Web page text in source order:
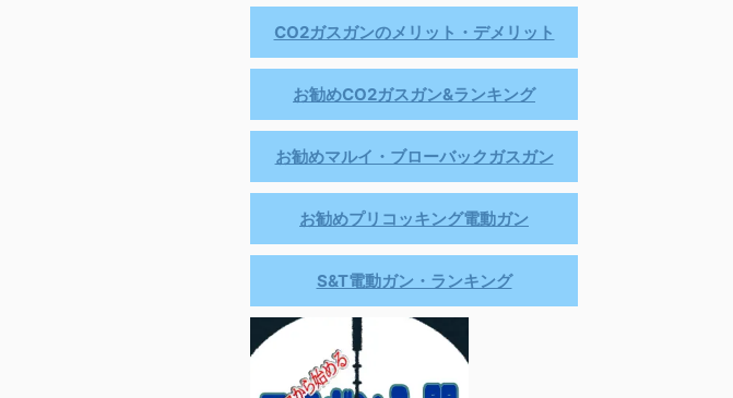
CO2ガスガンのメリット・デメリット
お勧めCO2ガスガン&ランキング
お勧めマルイ・ブローバックガスガン
お勧めプリコッキング電動ガン
S&T電動ガン・ランキング